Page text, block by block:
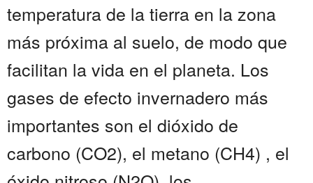
temperatura de la tierra en la zona
más próxima al suelo, de modo que
facilitan la vida en el planeta. Los
gases de efecto invernadero más
importantes son el dióxido de
carbono (CO2), el metano (CH4) , el